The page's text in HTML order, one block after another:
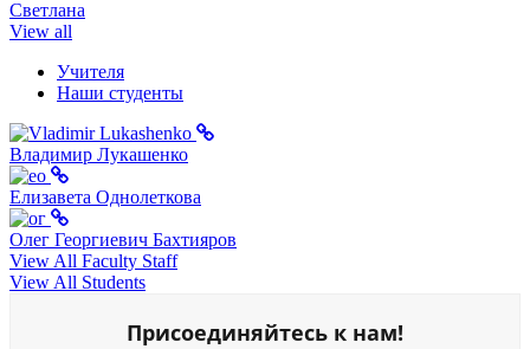
Светлана
View all
Учителя
Наши студенты
Владимир Лукашенко
Елизавета Однолеткова
Олег Георгиевич Бахтияров
View All Faculty Staff
View All Students
Присоединяйтесь к нам!